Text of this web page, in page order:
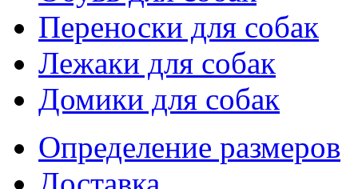
Переноски для собак
Лежаки для собак
Домики для собак
Определение размеров